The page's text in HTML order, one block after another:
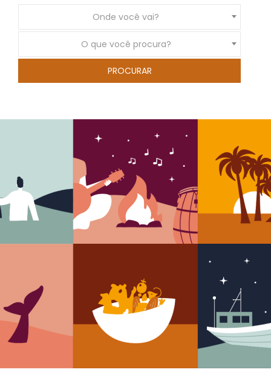
Onde você vai?
O que você procura?